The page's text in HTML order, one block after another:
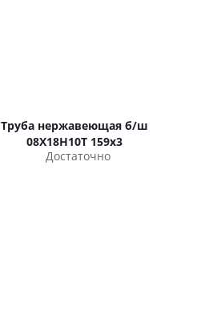
Труба нержавеющая б/ш
08Х18Н10Т 159х3
Достаточно